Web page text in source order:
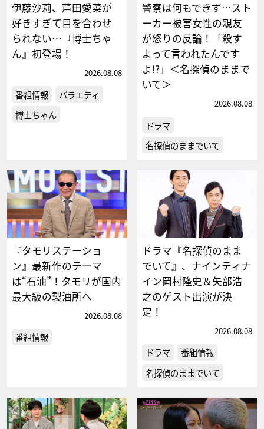
伊藤沙莉、芦田愛菜が
好きすぎて目を合わせ
られない…『博士ちゃ
ん』初登場！
2026.08.08
番組情報
バラエティ
博士ちゃん
警察は何もできず…スト
ーカー被害女性の親友
が怒りの反論！「殺す
よって言われたんです
よ!?」＜名探偵のままで
いて＞
2026.08.08
ドラマ
名探偵のままでいて
『タモリステーショ
ン』最新作のテーマ
は“石油”！タモリが国内
最大級の製油所へ
2026.08.08
番組情報
ドラマ『名探偵のまま
でいて』、ナインティナ
イン岡村隆史＆矢部浩
之のゲスト出演が決
定！
2026.08.08
ドラマ
番組情報
名探偵のままでいて